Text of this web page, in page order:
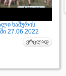
ხაშურის
27.06.2022